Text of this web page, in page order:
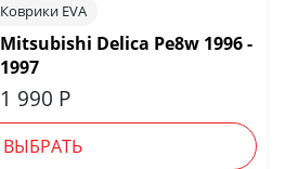
Коврики EVA
Mitsubishi Delica Pe8w 1996 -
1997
1 990 Р
ВЫБРАТЬ